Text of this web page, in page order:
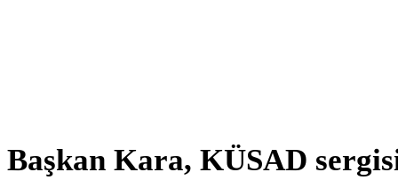
Başkan Kara, KÜSAD